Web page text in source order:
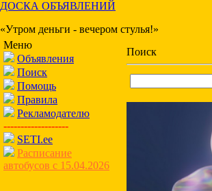
ДОСКА ОБЪЯВЛЕНИЙ
«Утром деньги - вечером стулья!»
Меню
Объявления
Поиск
Помощь
Правила
Рекламодателю
-------------------
SETI.ee
Расписание
автобусов с 15.04.2026
Поиск